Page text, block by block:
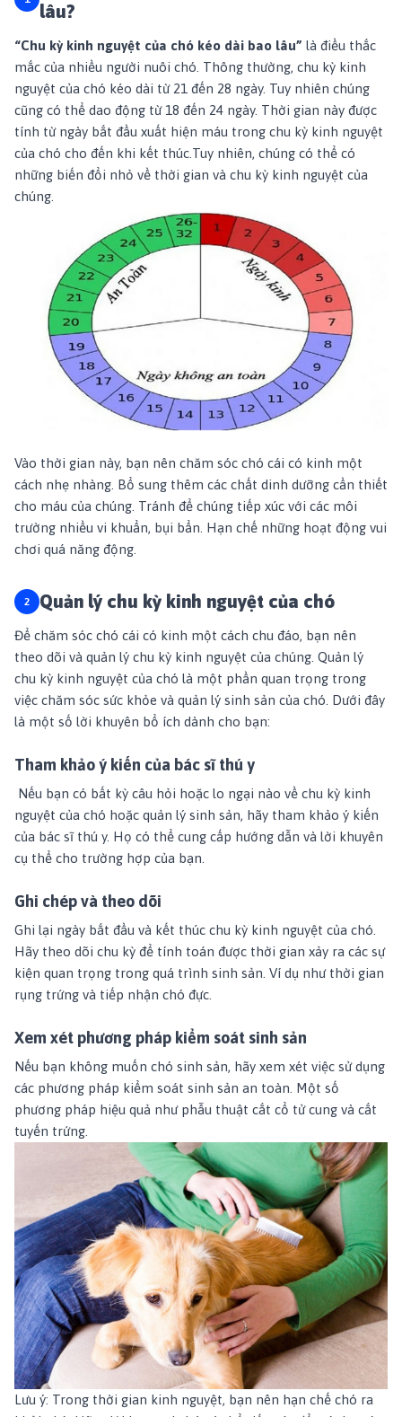
lâu?
“Chu kỳ kinh nguyệt của chó kéo dài bao lâu” là điều thắc
mắc của nhiều người nuôi chó. Thông thường, chu kỳ kinh
nguyệt của chó kéo dài từ 21 đến 28 ngày. Tuy nhiên chúng
cũng có thể dao động từ 18 đến 24 ngày. Thời gian này được
tính từ ngày bắt đầu xuất hiện máu trong chu kỳ kinh nguyệt
của chó cho đến khi kết thúc.Tuy nhiên, chúng có thể có
những biến đổi nhỏ về thời gian và chu kỳ kinh nguyệt của
chúng.
Vào thời gian này, bạn nên chăm sóc chó cái có kinh một
cách nhẹ nhàng. Bổ sung thêm các chất dinh dưỡng cần thiết
cho máu của chúng. Tránh để chúng tiếp xúc với các môi
trường nhiều vi khuẩn, bụi bẩn. Hạn chế những hoạt động vui
chơi quá năng động.
Quản lý chu kỳ kinh nguyệt của chó
Để chăm sóc chó cái có kinh một cách chu đáo, bạn nên
theo dõi và quản lý chu kỳ kinh nguyệt của chúng. Quản lý
chu kỳ kinh nguyệt của chó là một phần quan trọng trong
việc chăm sóc sức khỏe và quản lý sinh sản của chó. Dưới đây
là một số lời khuyên bổ ích dành cho bạn:
Tham khảo ý kiến của bác sĩ thú y
Nếu bạn có bất kỳ câu hỏi hoặc lo ngại nào về chu kỳ kinh
nguyệt của chó hoặc quản lý sinh sản, hãy tham khảo ý kiến
của bác sĩ thú y. Họ có thể cung cấp hướng dẫn và lời khuyên
cụ thể cho trường hợp của bạn.
Ghi chép và theo dõi
Ghi lại ngày bắt đầu và kết thúc chu kỳ kinh nguyệt của chó.
Hãy theo dõi chu kỳ để tính toán được thời gian xảy ra các sự
kiện quan trọng trong quá trình sinh sản. Ví dụ như thời gian
rụng trứng và tiếp nhận chó đực.
Xem xét phương pháp kiểm soát sinh sản
Nếu bạn không muốn chó sinh sản, hãy xem xét việc sử dụng
các phương pháp kiểm soát sinh sản an toàn. Một số
phương pháp hiệu quả như phẫu thuật cắt cổ tử cung và cắt
tuyến trứng.
Lưu ý: Trong thời gian kinh nguyệt, bạn nên hạn chế chó ra